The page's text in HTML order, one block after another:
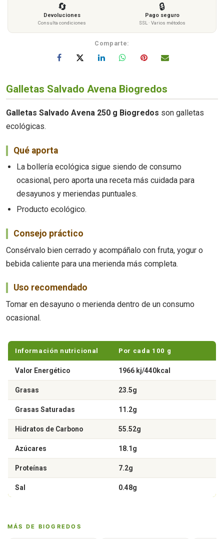
🔄
Devoluciones
Consulta condiciones
🔒
Pago seguro
SSL · Varios métodos
Comparte:
Galletas Salvado Avena Biogredos
Galletas Salvado Avena 250 g Biogredos son galletas
ecológicas.
Qué aporta
La bollería ecológica sigue siendo de consumo
ocasional, pero aporta una receta más cuidada para
desayunos y meriendas puntuales.
Producto ecológico.
Consejo práctico
Consérvalo bien cerrado y acompáñalo con fruta, yogur o
bebida caliente para una merienda más completa.
Uso recomendado
Tomar en desayuno o merienda dentro de un consumo
ocasional.
Información nutricional Por cada 100 g
Valor Energético 1966 kj/440kcal
Grasas 23.5g
Grasas Saturadas 11.2g
Hidratos de Carbono 55.52g
Azúcares 18.1g
Proteínas 7.2g
Sal 0.48g
MÁS DE BIOGREDOS